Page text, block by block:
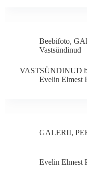
Beebifoto,
Vastsündinud
VASTSÜNDINUD
Evelin Elmest
GALERII,
Evelin Elmest